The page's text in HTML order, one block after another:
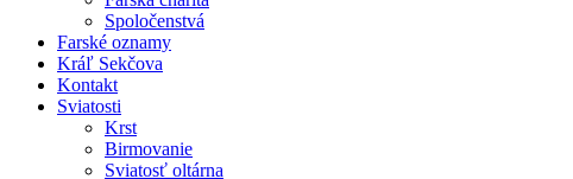
Spoločenstvá
Farské oznamy
Kráľ Sekčova
Kontakt
Sviatosti
Krst
Birmovanie
Sviatosť oltárna